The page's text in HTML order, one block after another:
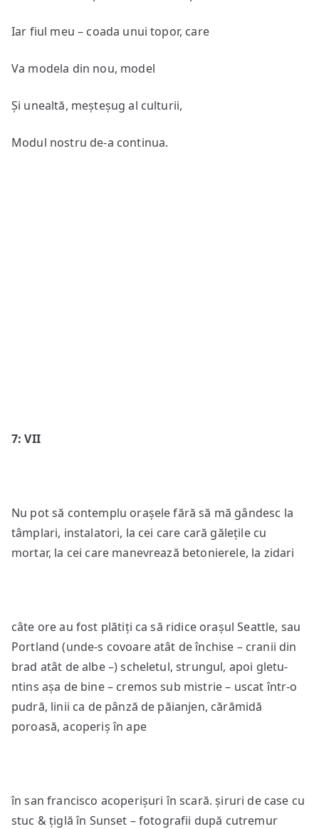
Iar fiul meu – coada unui topor, care
Va modela din nou, model
Și unealtă, meșteșug al culturii,
Modul nostru de-a continua.
7: VII
Nu pot să contemplu orașele fără să mă gândesc la
tâmplari, instalatori, la cei care cară gălețile cu
mortar, la cei care manevrează betonierele, la zidari
câte ore au fost plătiți ca să ridice orașul Seattle, sau
Portland (unde-s covoare atât de închise – cranii din
brad atât de albe –) scheletul, strungul, apoi gletu-
ntins așa de bine – cremos sub mistrie – uscat într-o
pudră, linii ca de pânză de păianjen, cărămidă
poroasă, acoperiș în ape
în san francisco acoperișuri în scară. șiruri de case cu
stuc & țiglă în Sunset – fotografii după cutremur